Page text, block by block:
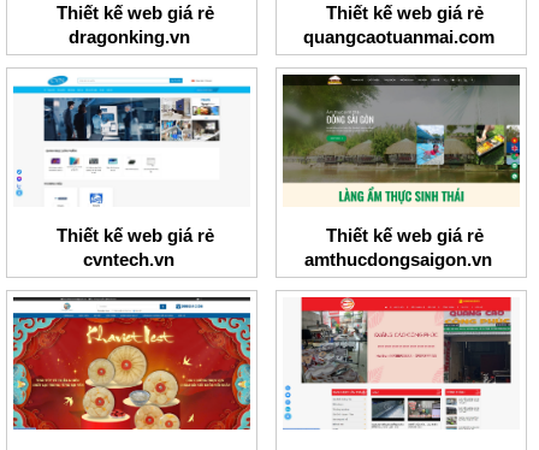
Thiết kế web giá rẻ
dragonking.vn
Thiết kế web giá rẻ
quangcaotuanmai.com
Thiết kế web giá rẻ
cvntech.vn
Thiết kế web giá rẻ
amthucdongsaigon.vn